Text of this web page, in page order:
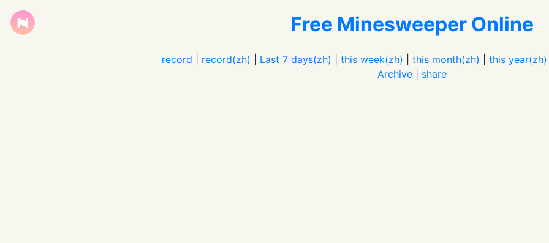
Free Minesweeper Online
record record(zh) Last 7 days(zh) this week(zh) this month(zh) this year(zh)
Archive| share